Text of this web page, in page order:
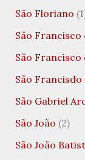
São Floriano
São Francisco
São Francisco
São Francisdo
São Gabriel
São João (2)
São João